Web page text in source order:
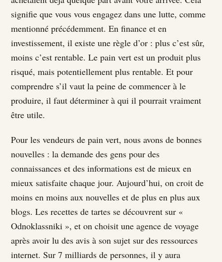
signifie que vous vous engagez dans une lutte, comme
mentionné précédemment. En finance et en
investissement, il existe une règle d’or : plus c’est sûr,
moins c’est rentable. Le pain vert est un produit plus
risqué, mais potentiellement plus rentable. Et pour
comprendre s’il vaut la peine de commencer à le
produire, il faut déterminer à qui il pourrait vraiment
être utile.
Pour les vendeurs de pain vert, nous avons de bonnes
nouvelles : la demande des gens pour des
connaissances et des informations est de mieux en
mieux satisfaite chaque jour. Aujourd’hui, on croit de
moins en moins aux nouvelles et de plus en plus aux
blogs. Les recettes de tartes se découvrent sur «
Odnoklassniki », et on choisit une agence de voyage
après avoir lu des avis à son sujet sur des ressources
internet. Sur 7 milliards de personnes, il y aura